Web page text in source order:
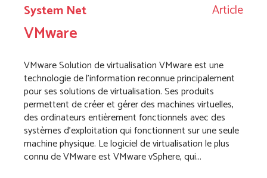
System Net Article
VMware
VMware Solution de virtualisation VMware est une
technologie de l’information reconnue principalement
pour ses solutions de virtualisation. Ses produits
permettent de créer et gérer des machines virtuelles,
des ordinateurs entièrement fonctionnels avec des
systèmes d’exploitation qui fonctionnent sur une seule
machine physique. Le logiciel de virtualisation le plus
connu de VMware est VMware vSphere, qui...